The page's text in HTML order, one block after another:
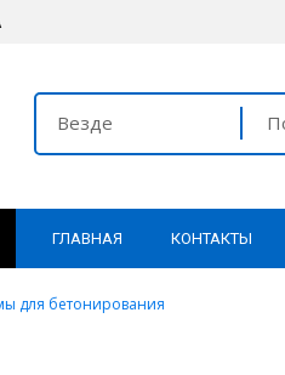
Везде
ГЛАВНАЯ КОНТАКТЫ
для бетонирования